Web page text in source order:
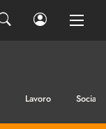
Lavoro Sociale